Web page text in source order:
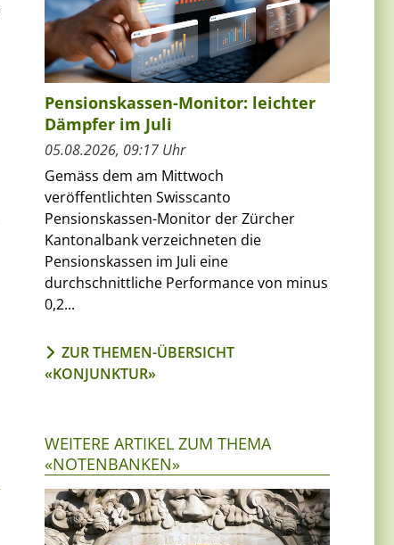
Pensionskassen-Monitor: leichter
Dämpfer im Juli
05.08.2026, 09:17 Uhr
Gemäss dem am Mittwoch
veröffentlichten Swisscanto
Pensionskassen-Monitor der Zürcher
Kantonalbank verzeichneten die
Pensionskassen im Juli eine
durchschnittliche Performance von minus
0,2...
ZUR THEMEN-ÜBERSICHT
«KONJUNKTUR»
WEITERE ARTIKEL ZUM THEMA
«NOTENBANKEN»